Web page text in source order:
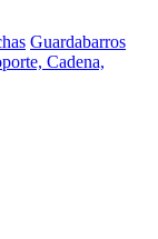
Guardabarros
Cadena,